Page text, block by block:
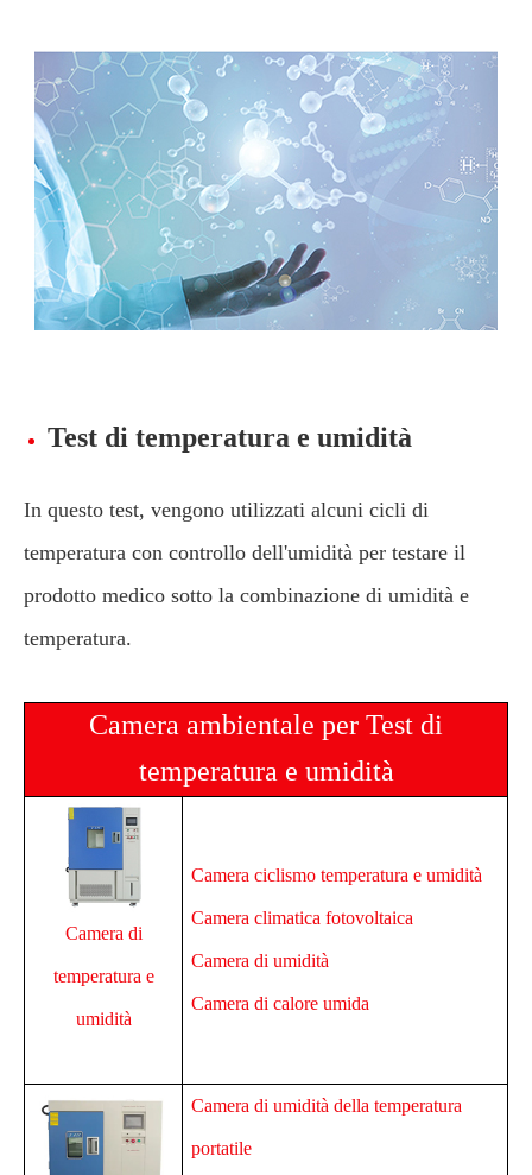
Test di temperatura e umidità
In questo test, vengono utilizzati alcuni cicli di
temperatura con controllo dell'umidità per testare il
prodotto medico sotto la combinazione di umidità e
temperatura.
Camera ambientale per Test di
temperatura e umidità
Camera di
temperatura e
umidità
Camera ciclismo temperatura e umidità
Camera climatica fotovoltaica
Camera di umidità
Camera di calore umida
Camera di umidità della temperatura
portatile